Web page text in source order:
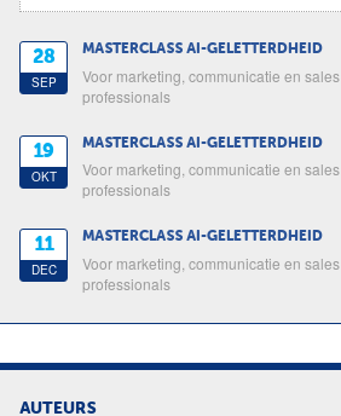
28
SEP
MASTERCLASS AI-GELETTERDHEID
Voor marketing, communicatie en sales
professionals
19
OKT
MASTERCLASS AI-GELETTERDHEID
Voor marketing, communicatie en sales
professionals
11
DEC
MASTERCLASS AI-GELETTERDHEID
Voor marketing, communicatie en sales
professionals
AUTEURS